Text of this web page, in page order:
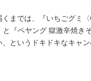
までは、『いちごグミ
と『ペヤング 獄激辛焼き
というドキドキなキャ